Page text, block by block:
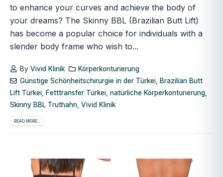
to enhance your curves and achieve the body of
your dreams? The Skinny BBL (Brazilian Butt Lift)
has become a popular choice for individuals with a
slender body frame who wish to...
By Vivid Klinik
Körperkonturierung
Günstige Schönheitschirurgie in der Türkei,
Brazilian Butt
Lift Türkei
Fetttransfer Türkei natürliche Körperkonturierung
Skinny BBL Truthahn Vivid Klinik
READ MORE...